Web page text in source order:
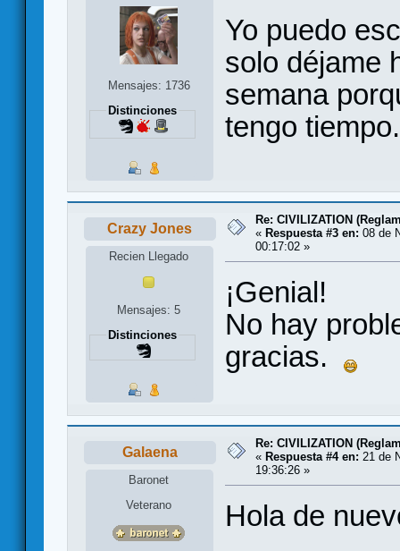
Mensajes: 1736
Distinciones
Yo puedo
solo déjame
semana
tengo tiempo.
Crazy Jones
Recien Llegado
Mensajes: 5
Distinciones
Re: CIVILIZATION
« Respuesta #3 en: 08 de
00:17:02 »
¡Genial!
No hay
gracias.
Galaena
Baronet
Veterano
Re: CIVILIZATION
« Respuesta #4 en: 21 de
19:36:26 »
Hola de